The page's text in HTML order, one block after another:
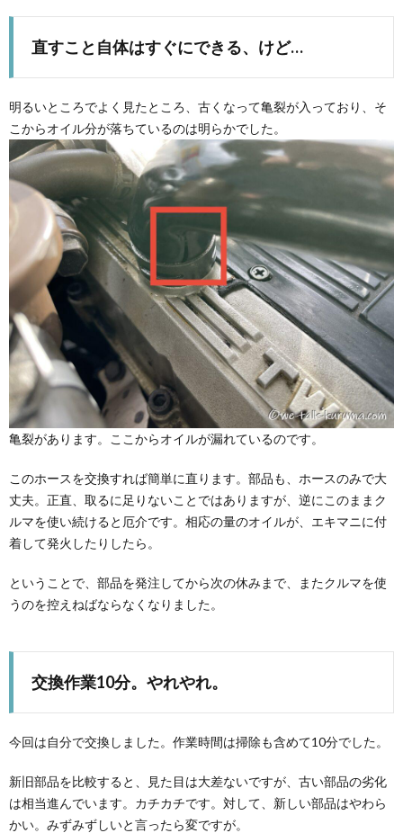
直すこと自体はすぐにできる、けど…
明るいところでよく見たところ、古くなって亀裂が入っており、そ
こからオイル分が落ちているのは明らかでした。
亀裂があります。ここからオイルが漏れているのです。
このホースを交換すれば簡単に直ります。部品も、ホースのみで大
丈夫。正直、取るに足りないことではありますが、逆にこのままク
ルマを使い続けると厄介です。相応の量のオイルが、エキマニに付
着して発火したりしたら。
ということで、部品を発注してから次の休みまで、またクルマを使
うのを控えねばならなくなりました。
交換作業10分。やれやれ。
今回は自分で交換しました。作業時間は掃除も含めて10分でした。
新旧部品を比較すると、見た目は大差ないですが、古い部品の劣化
は相当進んでいます。カチカチです。対して、新しい部品はやわら
かい。みずみずしいと言ったら変ですが。